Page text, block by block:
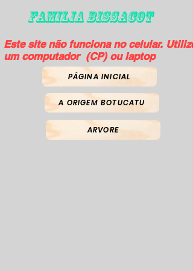
FAMILIA BISSACOT
Este site não funciona no celular. Utilize
um computador (CP) ou laptop
PÁGINA INICIAL
A ORIGEM BOTUCATU
ARVORE